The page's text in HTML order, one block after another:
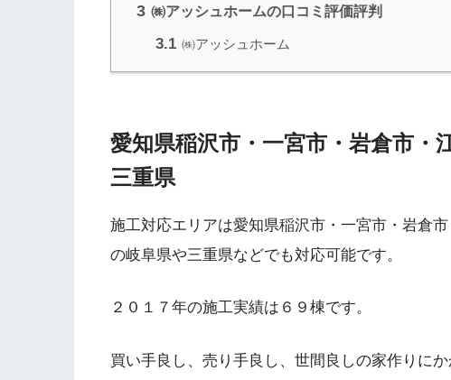
3 ㈱アッシュホームの口コミ評価評判
3.1 ㈱アッシュホーム
愛知県稲沢市・一宮市・岩倉市・
三重県
施工対応エリアは愛知県稲沢市・一宮市・岩倉
の岐阜県や三重県などでも対応可能です。
２０１７年の施工実績は６９棟です。
買い手良し、売り手良し、世間良しの家作りに